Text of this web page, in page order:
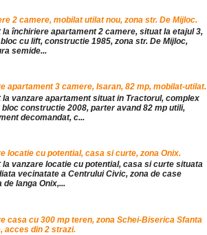
2 camere, mobilat utilat nou, zona str. De Mijloc.
la închiriere apartament 2 camere, situat la etajul 3,
cu lift, constructie 1985, zona str. De Mijloc,
semide...
apartament 3 camere, Isaran, 82 mp, mobilat-utilat.
la vanzare apartament situat in Tractorul, complex
bloc constructie 2008, parter avand 82 mp utili,
decomandat, c...
locatie cu potential, casa si curte, zona Onix.
la vanzare locatie cu potential, casa si curte situata
vecinatate a Centrului Civic, zona de case
de langa Onix,...
casa cu 300 mp teren, zona Schei-Biserica Sfanta
acces din 2 strazi.